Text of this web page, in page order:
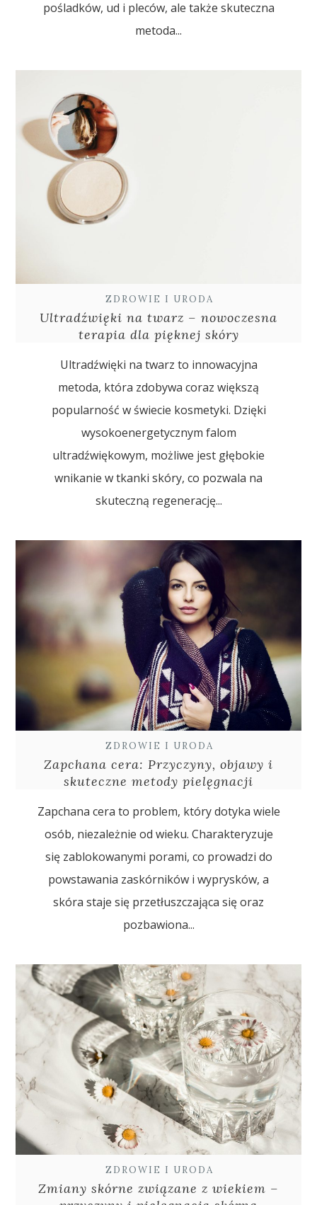
pośladków, ud i pleców, ale także skuteczna
metoda...
ZDROWIE I URODA
Ultradźwięki na twarz – nowoczesna
terapia dla pięknej skóry
Ultradźwięki na twarz to innowacyjna
metoda, która zdobywa coraz większą
popularność w świecie kosmetyki. Dzięki
wysokoenergetycznym falom
ultradźwiękowym, możliwe jest głębokie
wnikanie w tkanki skóry, co pozwala na
skuteczną regenerację...
ZDROWIE I URODA
Zapchana cera: Przyczyny, objawy i
skuteczne metody pielęgnacji
Zapchana cera to problem, który dotyka wiele
osób, niezależnie od wieku. Charakteryzuje
się zablokowanymi porami, co prowadzi do
powstawania zaskórników i wyprysków, a
skóra staje się przetłuszczająca się oraz
pozbawiona...
ZDROWIE I URODA
Zmiany skórne związane z wiekiem –